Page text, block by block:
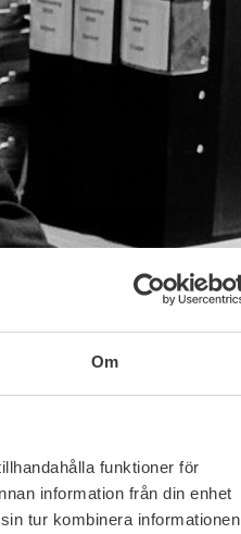
Om
funktioner för
information från din enhet
tur kombinera informationen